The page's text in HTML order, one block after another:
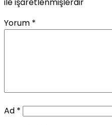
ile işaretlenmişlerdir
Yorum *
Ad *